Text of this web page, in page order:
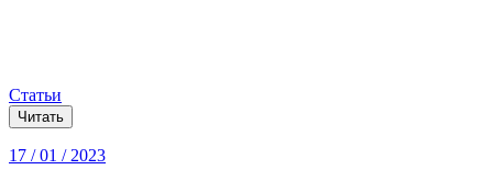
Статьи
Читать
17 / 01 / 2023